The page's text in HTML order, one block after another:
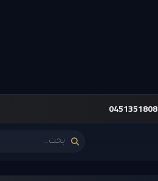
0451351808